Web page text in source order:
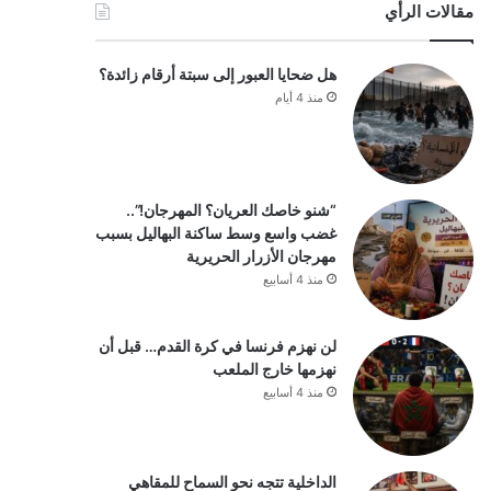
مقالات الرأي
هل ضحايا العبور إلى سبتة أرقام زائدة؟
منذ 4 أيام
“شنو خاصك العريان؟ المهرجان!”..
غضب واسع وسط ساكنة البهاليل بسبب
مهرجان الأزرار الحريرية
منذ 4 أسابيع
لن نهزم فرنسا في كرة القدم… قبل أن
نهزمها خارج الملعب
منذ 4 أسابيع
الداخلية تتجه نحو السماح للمقاهي